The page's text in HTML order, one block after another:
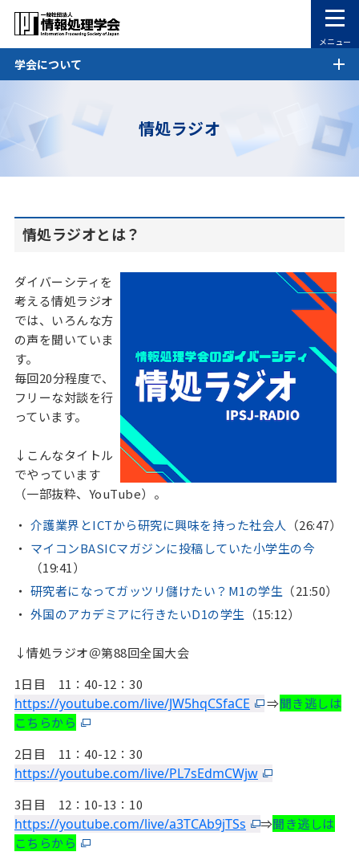
メニュー
学会について
情処ラジオ
情処ラジオとは？
ダイバーシティを
考える情処ラジオ
では、いろんな方
の声を聞いていま
す。
毎回20分程度で、
フリーな対談を行
っています。
↓こんなタイトル
でやっています
（一部抜粋、YouTube）。
介護業界とICTから研究に興味を持った社会人
（26:47）
マイコンBASICマガジンに投稿していた小学生の今
（19:41）
研究者になってガッツリ儲けたい？M1の学生 （21:50）
外国のアカデミアに行きたいD1の学生 （15:12）
↓情処ラジオ＠第88回全国大会
1日目 11：40-12：30
https://youtube.com/live/JW5hqCSfaCE ⇒聞き逃しは
こちらから
2日目 11：40-12：30
https://youtube.com/live/PL7sEdmCWjw
3日目 12：10-13：10
https://youtube.com/live/a3TCAb9jTSs ⇒聞き逃しは
こちらから